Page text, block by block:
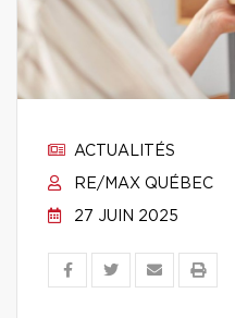
ACTUALITÉS
RE/MAX QUÉBEC
27 JUIN 2025